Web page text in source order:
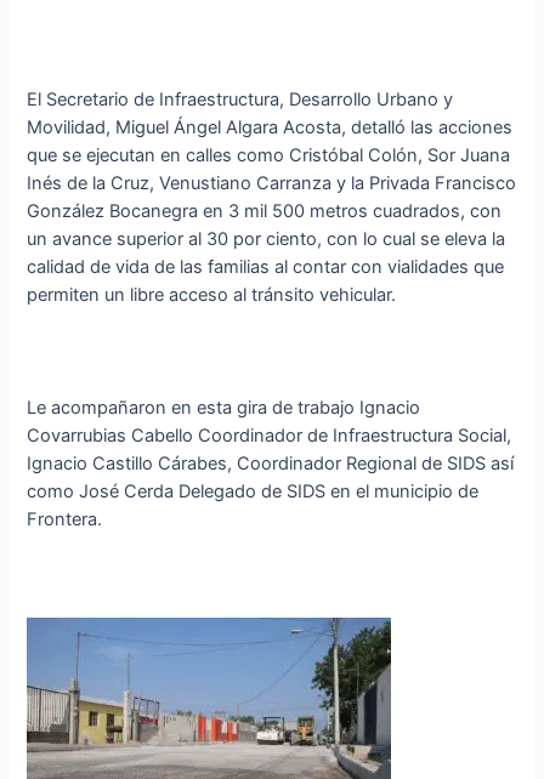
El Secretario de Infraestructura, Desarrollo Urbano y
Movilidad, Miguel Ángel Algara Acosta, detalló las acciones
que se ejecutan en calles como Cristóbal Colón, Sor Juana
Inés de la Cruz, Venustiano Carranza y la Privada Francisco
González Bocanegra en 3 mil 500 metros cuadrados, con
un avance superior al 30 por ciento, con lo cual se eleva la
calidad de vida de las familias al contar con vialidades que
permiten un libre acceso al tránsito vehicular.
Le acompañaron en esta gira de trabajo Ignacio
Covarrubias Cabello Coordinador de Infraestructura Social,
Ignacio Castillo Cárabes, Coordinador Regional de SIDS así
como José Cerda Delegado de SIDS en el municipio de
Frontera.